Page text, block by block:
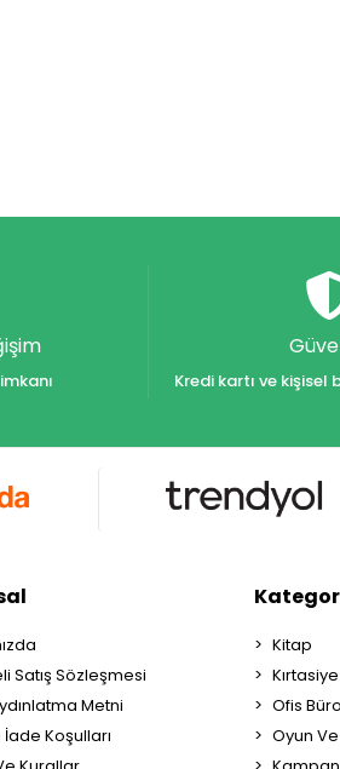
Kredi kartı ve
Satış Sözleşmesi
Metni
Koşulları
Kitap
Kırtasiye
Ofis
Oyun